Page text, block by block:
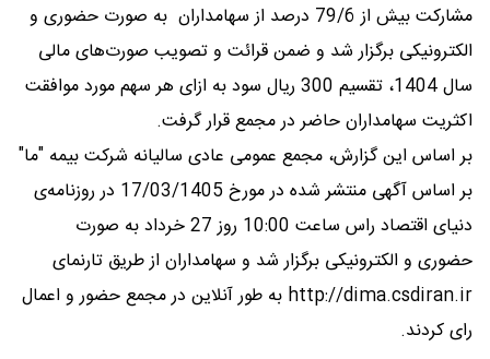
مشارکت بیش از 79/6 درصد از سهامداران به صورت حضوری و
الکترونیکی برگزار شد و ضمن قرائت و تصویب صورت‌های مالی
سال 1404، تقسیم 300 ریال سود به ازای هر سهم مورد موافقت
اکثریت سهامداران حاضر در مجمع قرار گرفت.
بر اساس این گزارش، مجمع عمومی عادی سالیانه شرکت بیمه "ما"
بر اساس آگهی منتشر شده در مورخ 17/03/1405 در روزنامه‌ی
دنیای اقتصاد راس ساعت 10:00 روز 27 خرداد به صورت
حضوری و الکترونیکی برگزار شد و سهامداران از طریق تارنمای
http://dima.csdiran.ir به طور آنلاین در مجمع حضور و اعمال
رای کردند.